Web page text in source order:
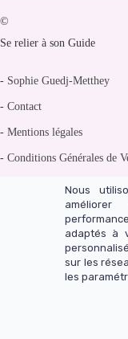
©
Se relier à son Guide
- Sophie Guedj-Metthey
- Contact
- Mentions légales
- Conditions Générales de
Politique de confidentialité
Un site réalisé avec
Nous
améliorer
adaptés à
sur les
les